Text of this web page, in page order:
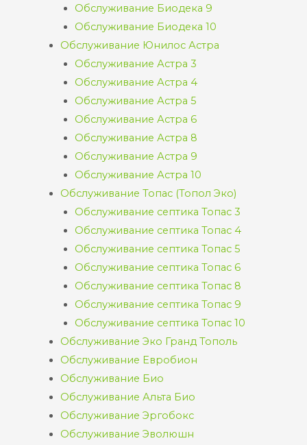
Обслуживание Биодека 9
Обслуживание Биодека 10
Обслуживание Юнилос Астра
Обслуживание Астра 3
Обслуживание Астра 4
Обслуживание Астра 5
Обслуживание Астра 6
Обслуживание Астра 8
Обслуживание Астра 9
Обслуживание Астра 10
Обслуживание Топас (Топол Эко)
Обслуживание септика Топас 3
Обслуживание септика Топас 4
Обслуживание септика Топас 5
Обслуживание септика Топас 6
Обслуживание септика Топас 8
Обслуживание септика Топас 9
Обслуживание септика Топас 10
Обслуживание Эко Гранд Тополь
Обслуживание Евробион
Обслуживание Био
Обслуживание Альта Био
Обслуживание Эргобокс
Обслуживание Эволюшн